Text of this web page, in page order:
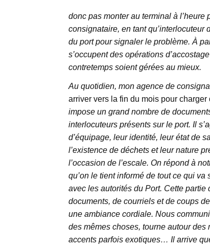
donc pas monter au terminal à l’heure
consignataire, en tant qu’interlocuteur
du port pour signaler le problème. À
s’occupent des opérations
contretemps soient gérées au mieux.
Au quotidien, mon agence de
arriver vers la fin du mois pour
impose un grand nombre de
interlocuteurs présents sur le port. Il
d’équipage, leur identité, leur état de
l’existence de déchets et leur nature
l’occasion de l’escale. On répond à
qu’on le tient informé de tout ce qui va
avec les autorités du Port. Cette
documents, de courriels et de coups
une ambiance cordiale. Nous
des mêmes choses, tourne autour des
accents parfois exotiques… Il arrive